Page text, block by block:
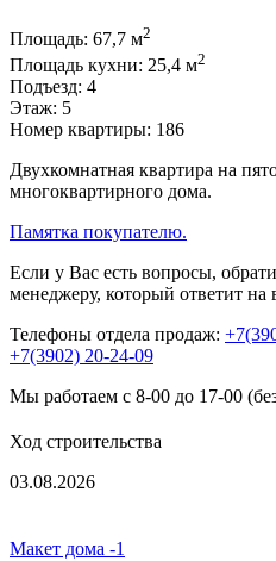
Площадь: 67,7 м2
Площадь кухни: 25,4 м2
Подъезд: 4
Этаж: 5
Номер квартиры: 186
Двухкомнатная квартира на
многоквартирного дома.
Памятка покупателю.
Если у Вас есть вопросы,
менеджеру, который ответит
Телефоны отдела продаж:
+7(3902) 20-24-09
Мы работаем с 8-00 до 17-00
Ход строительства
03.08.2026
Макет дома -1